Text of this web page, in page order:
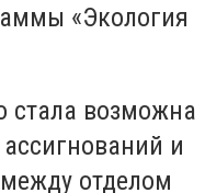
«Экология
стала возможна
и
отделом